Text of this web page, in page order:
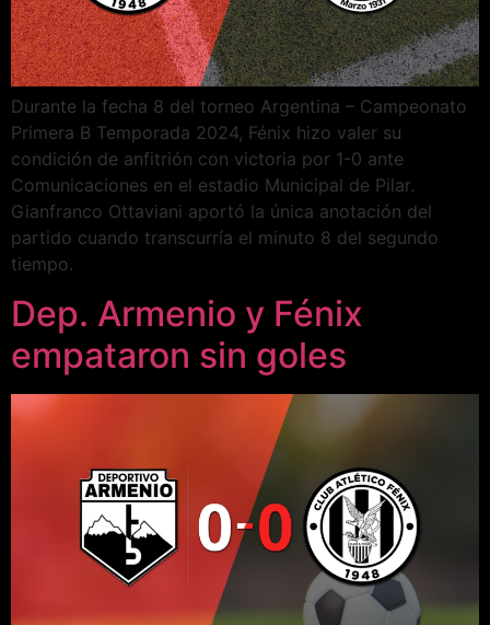
Durante la fecha 8 del torneo Argentina – Campeonato
Primera B Temporada 2024, Fénix hizo valer su
condición de anfitrión con victoria por 1-0 ante
Comunicaciones en el estadio Municipal de Pilar.
Gianfranco Ottaviani aportó la única anotación del
partido cuando transcurría el minuto 8 del segundo
tiempo.
Dep. Armenio y Fénix
empataron sin goles